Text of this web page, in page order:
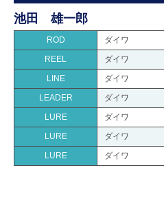
池田 雄一郎
ROD ダイワ
REEL
ダイワ
LINE
ダイワ
LEADER
ダイワ
LURE
ダイワ
LURE
ダイワ
LURE
ダイワ